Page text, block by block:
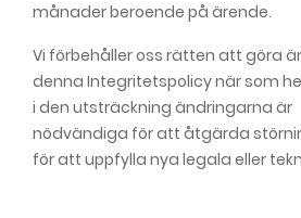
månader beroende på ärende.
Vi förbehåller oss rätten att göra
denna Integritetspolicy när som
i den utsträckning ändringarna är
nödvändiga för att åtgärda
för att uppfylla nya legala eller